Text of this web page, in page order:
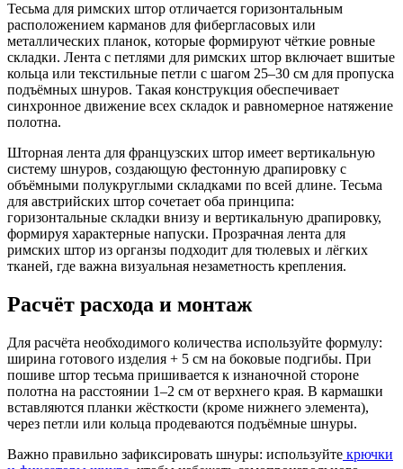
Тесьма для римских штор отличается горизонтальным
расположением карманов для фибергласовых или
металлических планок, которые формируют чёткие ровные
складки. Лента с петлями для римских штор включает вшитые
кольца или текстильные петли с шагом 25–30 см для пропуска
подъёмных шнуров. Такая конструкция обеспечивает
синхронное движение всех складок и равномерное натяжение
полотна.
Шторная лента для французских штор имеет вертикальную
систему шнуров, создающую фестонную драпировку с
объёмными полукруглыми складками по всей длине. Тесьма
для австрийских штор сочетает оба принципа:
горизонтальные складки внизу и вертикальную драпировку,
формируя характерные напуски. Прозрачная лента для
римских штор из органзы подходит для тюлевых и лёгких
тканей, где важна визуальная незаметность крепления.
Расчёт расхода и монтаж
Для расчёта необходимого количества используйте формулу:
ширина готового изделия + 5 см на боковые подгибы. При
пошиве штор тесьма пришивается к изнаночной стороне
полотна на расстоянии 1–2 см от верхнего края. В кармашки
вставляются планки жёсткости (кроме нижнего элемента),
через петли или кольца продеваются подъёмные шнуры.
Важно правильно зафиксировать шнуры: используйте крючки